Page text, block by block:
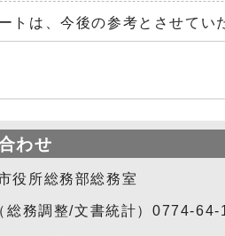
トは、今後の参考とさせてい
わせ
役所総務部総務室
総務調整/文書統計）0774-64-